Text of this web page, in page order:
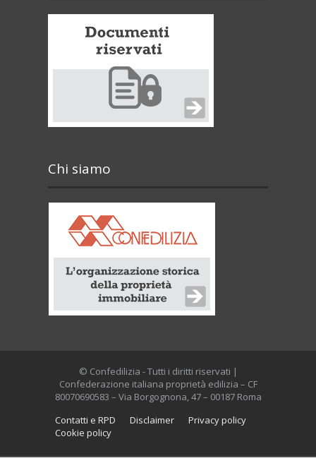
Chi siamo
© Confedilizia - Tutti i diritti riservati |
Confederazione italiana proprietà edilizia – CF
80070690583 – Via Borgognona, 47 – 00187 Roma
Contatti e RPD
Disclaimer
Privacy policy
Cookie policy